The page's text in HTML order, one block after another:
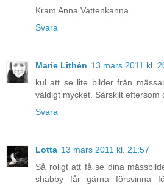
Kram Anna Vattenkanna
Svara
Marie Lithén 13 mars 2011 kl.
kul att se lite bilder från
väldigt mycket. Särskilt eftersom
Svara
Lotta 13 mars 2011 kl. 21:57
Så roligt att få se dina
shabby får gärna försvinna